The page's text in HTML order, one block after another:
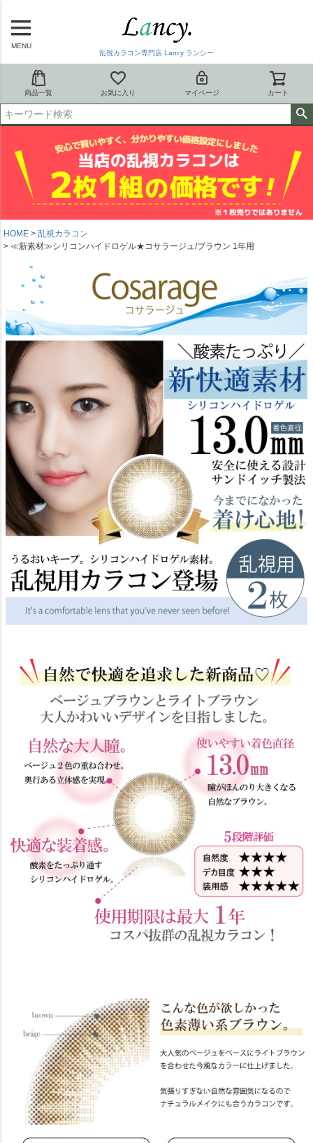
MENU
乱視カラコン専門店 Lancy ランシー
商品一覧 お気に入り マイページ カート
HOME
乱視カラコン
≪新素材≫シリコンハイドロゲル★コサラージュ/ブラウン 1年用